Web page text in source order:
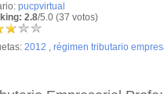
pucpvirtual
2.8/5.0 (37 votos)
2012 , régimen tributario